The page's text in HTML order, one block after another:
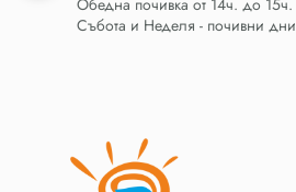
Събота и Неделя - почивни дни